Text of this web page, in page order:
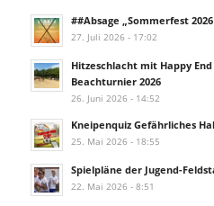
##Absage „Sommerfest
27. Juli 2026 - 17:02
Hitzeschlacht mit Happy
Beachturnier 2026
26. Juni 2026 - 14:52
Kneipenquiz Gefährliches
25. Mai 2026 - 18:55
Spielpläne der Jugend-
22. Mai 2026 - 8:51